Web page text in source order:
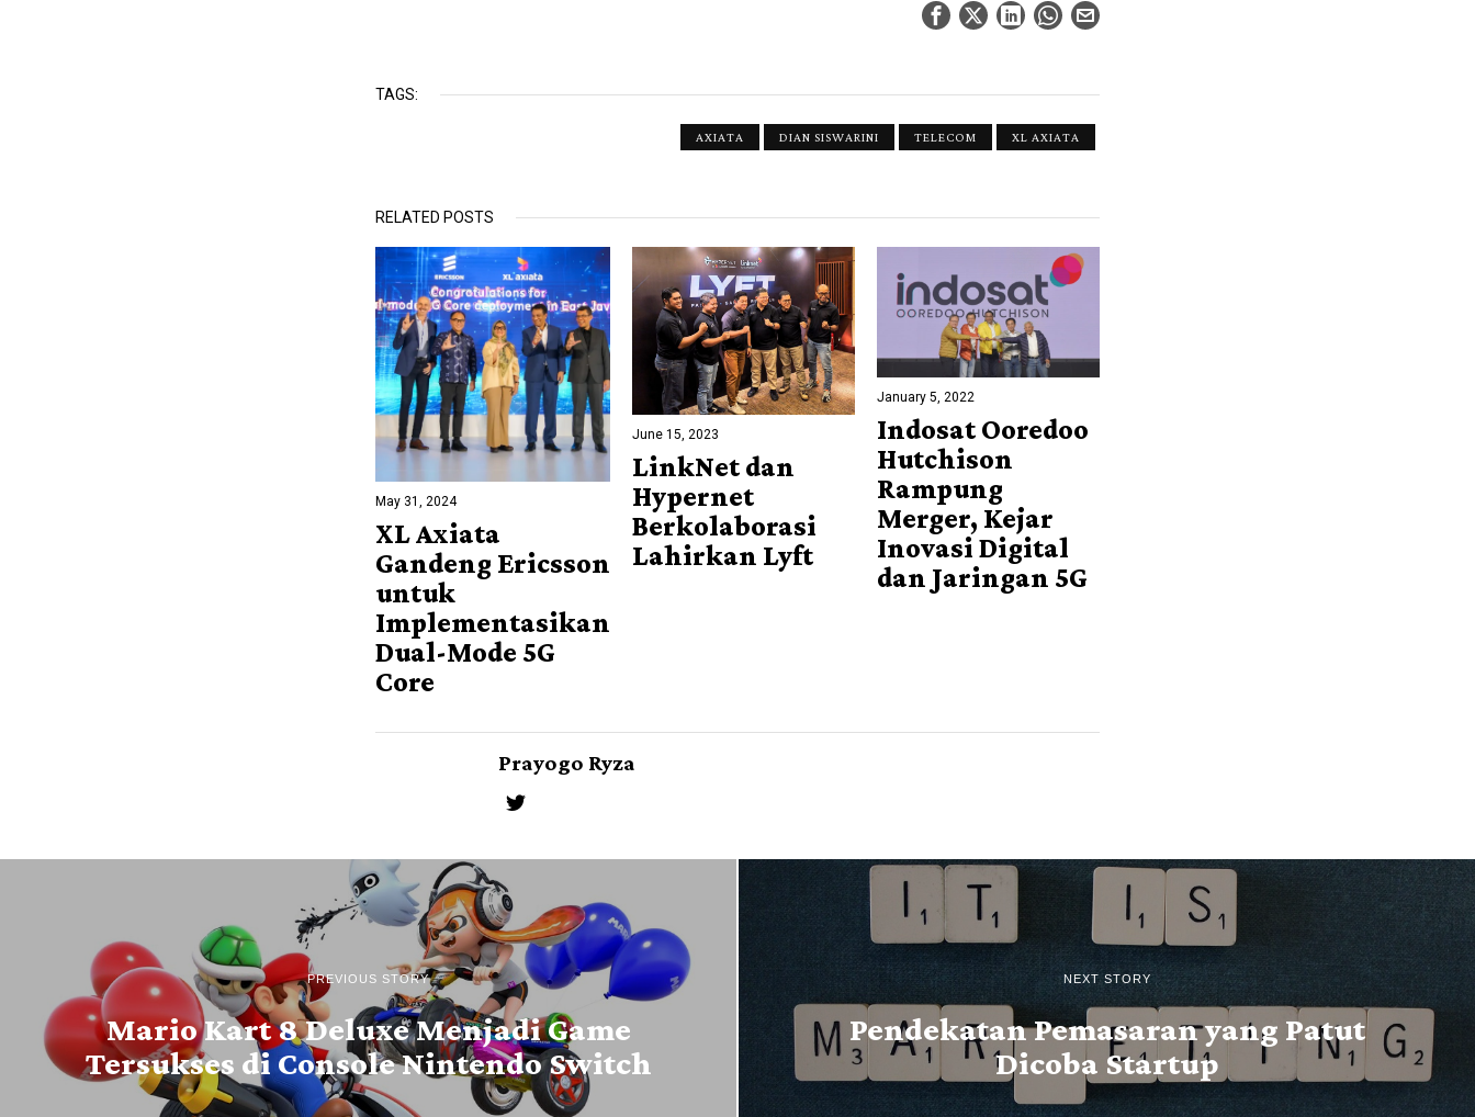
TAGS:
AXIATA DIAN SISWARINI TELECOM XL AXIATA
RELATED POSTS
May 31, 2024
XL Axiata
Gandeng Ericsson
untuk
Implementasikan
Dual-Mode 5G
Core
June 15, 2023
LinkNet dan
Hypernet
Berkolaborasi
Lahirkan Lyft
January 5, 2022
Indosat Ooredoo
Hutchison
Rampung
Merger, Kejar
Inovasi Digital
dan Jaringan 5G
Prayogo Ryza
PREVIOUS STORY
Mario Kart 8 Deluxe Menjadi Game
Tersukses di Console Nintendo Switch
NEXT STORY
Pendekatan Pemasaran yang Patut
Dicoba Startup